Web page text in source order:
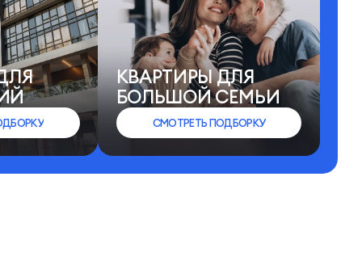
КВАРТИРЫ ДЛЯ
БОЛЬШОЙ СЕМЬИ
СМОТРЕТЬ ПОДБОРКУ